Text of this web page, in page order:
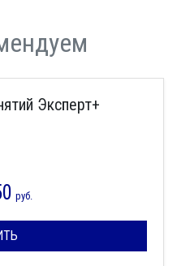
Эксперт+
руб.